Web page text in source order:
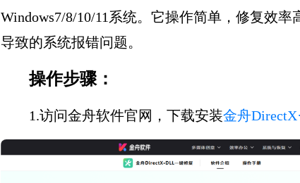
Windows7/8/10/11系统。它操作简单，修复效
导致的系统报错问题。
操作步骤：
1.访问金舟软件官网，下载安装金舟